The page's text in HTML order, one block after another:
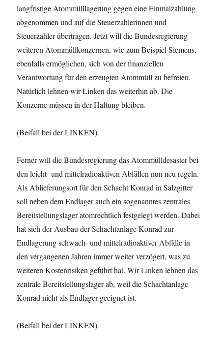
langfristige Atommülllagerung gegen eine Einmalzahlung
abgenommen und auf die Steuerzahlerinnen und
Steuerzahler übertragen. Jetzt will die Bundesregierung
weiteren Atommüllkonzernen, wie zum Beispiel Siemens,
ebenfalls ermöglichen, sich von der finanziellen
Verantwortung für den erzeugten Atommüll zu befreien.
Natürlich lehnen wir Linken das weiterhin ab. Die
Konzerne müssen in der Haftung bleiben.
(Beifall bei der LINKEN)
Ferner will die Bundesregierung das Atommülldesaster bei
den leicht- und mittelradioaktiven Abfällen nun neu regeln.
Als Ablieferungsort für den Schacht Konrad in Salzgitter
soll neben dem Endlager auch ein sogenanntes zentrales
Bereitstellungslager atomrechtlich festgelegt werden. Dabei
hat sich der Ausbau der Schachtanlage Konrad zur
Endlagerung schwach- und mittelradioaktiver Abfälle in
den vergangenen Jahren immer weiter verzögert, was zu
weiteren Kostenrisiken geführt hat. Wir Linken lehnen das
zentrale Bereitstellungslager ab, weil die Schachtanlage
Konrad nicht als Endlager geeignet ist.
(Beifall bei der LINKEN)